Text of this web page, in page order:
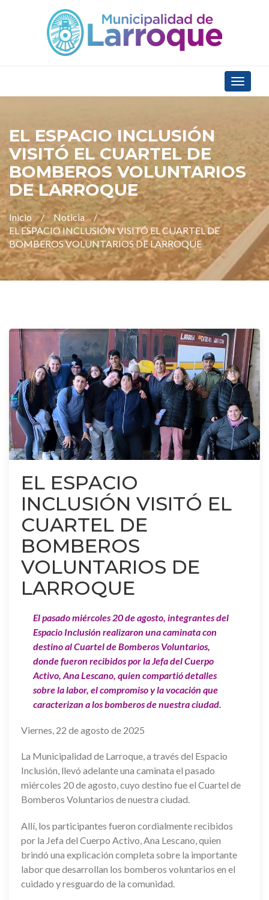
Toggle
EL ESPACIO INCLUSIÓN
VISITÓ EL CUARTEL DE
BOMBEROS VOLUNTARIOS
DE LARROQUE
Inicio
Noticia
EL ESPACIO INCLUSIÓN VISITÓ EL CUARTEL DE
BOMBEROS VOLUNTARIOS DE LARROQUE
EL ESPACIO
INCLUSIÓN VISITÓ EL
CUARTEL DE
BOMBEROS
VOLUNTARIOS DE
LARROQUE
El pasado miércoles 20 de agosto, integrantes del
Espacio Inclusión realizaron una caminata con
destino al Cuartel de Bomberos Voluntarios,
donde fueron recibidos por la Jefa del Cuerpo
Activo, Ana Lescano, quien compartió detalles
sobre la labor, el compromiso y la vocación que
caracterizan a los bomberos de nuestra ciudad.
Viernes, 22 de agosto de 2025
La Municipalidad de Larroque, a través del Espacio
Inclusión, llevó adelante una caminata el pasado
miércoles 20 de agosto, cuyo destino fue el Cuartel de
Bomberos Voluntarios de nuestra ciudad.
Allí, los participantes fueron cordialmente recibidos
por la Jefa del Cuerpo Activo, Ana Lescano, quien
brindó una explicación completa sobre la importante
labor que desarrollan los bomberos voluntarios en el
cuidado y resguardo de la comunidad.